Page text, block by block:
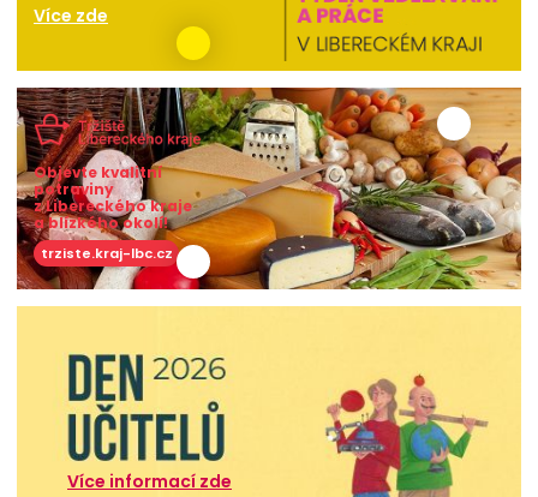
Více zde
Objevte kvalitní
potraviny
z Libereckého kraje
a blízkého okolí!
trziste.kraj-lbc.cz
Více informací zde